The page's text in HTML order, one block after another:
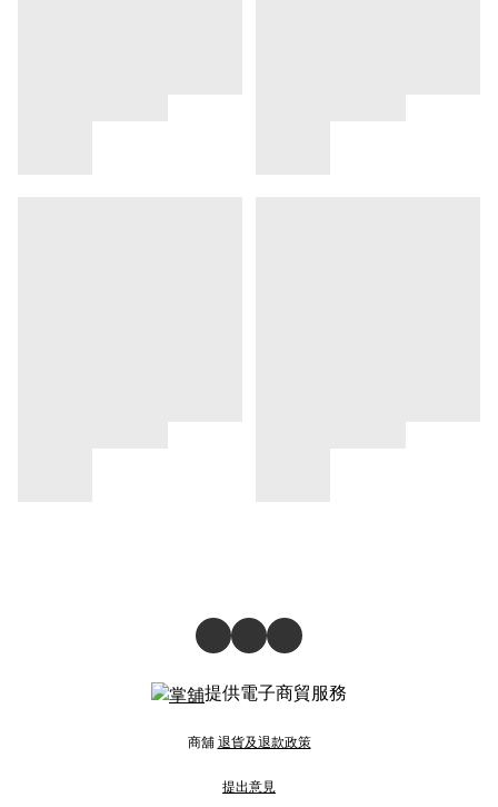
提供電子商貿服務
商舖 退貨及退款政策
提出意見